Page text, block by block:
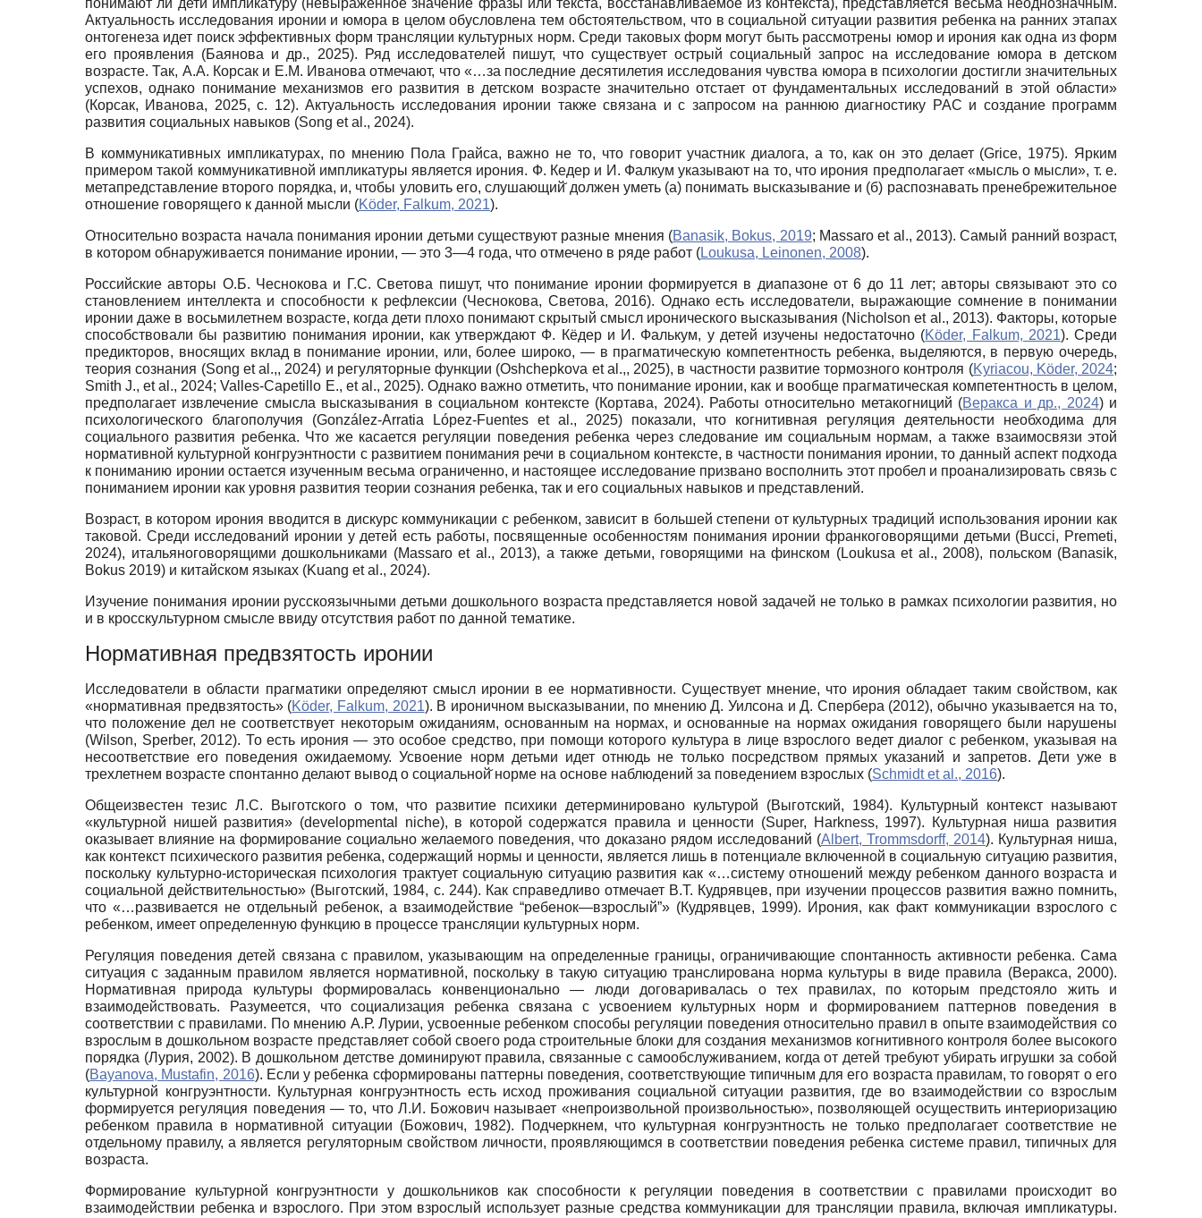
Актуальность исследования иронии и юмора в целом обусловлена тем обстоятельством, что в социальной ситуации развития ребенка на ранних этапах
онтогенеза идет поиск эффективных форм трансляции культурных норм. Среди таковых форм могут быть рассмотрены юмор и ирония как одна из форм
его проявления (Баянова и др., 2025). Ряд исследователей пишут, что существует острый социальный запрос на исследование юмора в детском
возрасте. Так, А.А. Корсак и Е.М. Иванова отмечают, что «…за последние десятилетия исследования чувства юмора в психологии достигли значительных
успехов, однако понимание механизмов его развития в детском возрасте значительно отстает от фундаментальных исследований в этой области»
(Корсак, Иванова, 2025, с. 12). Актуальность исследования иронии также связана и с запросом на раннюю диагностику РАС и создание программ
развития социальных навыков (Song еt al., 2024).
В коммуникативных импликатурах, по мнению Пола Грайса, важно не то, что говорит участник диалога, а то, как он это делает (Grice, 1975). Ярким
примером такой коммуникативной импликатуры является ирония. Ф. Кедер и И. Фалкум указывают на то, что ирония предполагает «мысль о мысли», т. е.
метапредставление второго порядка, и, чтобы уловить его, слушающий̆ должен уметь (а) понимать высказывание и (б) распознавать пренебрежительное
отношение говорящего к данной мысли (Köder, Falkum, 2021).
Относительно возраста начала понимания иронии детьми существуют разные мнения (Banasik, Bokus, 2019; Massaro et al., 2013). Самый ранний возраст,
в котором обнаруживается понимание иронии, — это 3—4 года, что отмечено в ряде работ (Loukusa, Leinonen, 2008).
Российские авторы О.Б. Чеснокова и Г.С. Светова пишут, что понимание иронии формируется в диапазоне от 6 до 11 лет; авторы связывают это со
становлением интеллекта и способности к рефлексии (Чеснокова, Светова, 2016). Однако есть исследователи, выражающие сомнение в понимании
иронии даже в восьмилетнем возрасте, когда дети плохо понимают скрытый смысл иронического высказывания (Nicholson et al., 2013). Факторы, которые
способствовали бы развитию понимания иронии, как утверждают Ф. Кёдер и И. Фалькум, у детей изучены недостаточно (Köder, Falkum, 2021). Среди
предикторов, вносящих вклад в понимание иронии, или, более широко, — в прагматическую компетентность ребенка, выделяются, в первую очередь,
теория сознания (Song еt al.,, 2024) и регуляторные функции (Oshchepkova еt al.,, 2025), в частности развитие тормозного контроля (Kyriacou, Köder, 2024;
Smith J., et al., 2024; Valles-Capetillo E., et al., 2025). Однако важно отметить, что понимание иронии, как и вообще прагматическая компетентность в целом,
предполагает извлечение смысла высказывания в социальном контексте (Кортава, 2024). Работы относительно метакогниций (Веракса и др., 2024) и
психологического благополучия (González-Arratia López-Fuentes et al., 2025) показали, что когнитивная регуляция деятельности необходима для
социального развития ребенка. Что же касается регуляции поведения ребенка через следование им социальным нормам, а также взаимосвязи этой
нормативной культурной конгруэнтности с развитием понимания речи в социальном контексте, в частности понимания иронии, то данный аспект подхода
к пониманию иронии остается изученным весьма ограниченно, и настоящее исследование призвано восполнить этот пробел и проанализировать связь с
пониманием иронии как уровня развития теории сознания ребенка, так и его социальных навыков и представлений.
Возраст, в котором ирония вводится в дискурс коммуникации с ребенком, зависит в большей степени от культурных традиций использования иронии как
таковой. Среди исследований иронии у детей есть работы, посвященные особенностям понимания иронии франкоговорящими детьми (Bucci, Premeti,
2024), итальяноговорящими дошкольниками (Massaro et al., 2013), а также детьми, говорящими на финском (Loukusa et al., 2008), польском (Banasik,
Bokus 2019) и китайском языках (Kuang еt al., 2024).
Изучение понимания иронии русскоязычными детьми дошкольного возраста представляется новой задачей не только в рамках психологии развития, но
и в кросскультурном смысле ввиду отсутствия работ по данной тематике.
Нормативная предвзятость иронии
Исследователи в области прагматики определяют смысл иронии в ее нормативности. Существует мнение, что ирония обладает таким свойством, как
«нормативная предвзятость» (Köder, Falkum, 2021). В ироничном высказывании, по мнению Д. Уилсона и Д. Спербера (2012), обычно указывается на то,
что положение дел не соответствует некоторым ожиданиям, основанным на нормах, и основанные на нормах ожидания говорящего были нарушены
(Wilson, Sperber, 2012). То есть ирония — это особое средство, при помощи которого культура в лице взрослого ведет диалог с ребенком, указывая на
несоответствие его поведения ожидаемому. Усвоение норм детьми идет отнюдь не только посредством прямых указаний и запретов. Дети уже в
трехлетнем возрасте спонтанно делают вывод о социальной̆ норме на основе наблюдений за поведением взрослых (Schmidt et al., 2016).
Общеизвестен тезис Л.С. Выготского о том, что развитие психики детерминировано культурой (Выготский, 1984). Культурный контекст называют
«культурной нишей развития» (developmental niche), в которой содержатся правила и ценности (Super, Harkness, 1997). Культурная ниша развития
оказывает влияние на формирование социально желаемого поведения, что доказано рядом исследований (Albert, Trommsdorff, 2014). Культурная ниша,
как контекст психического развития ребенка, содержащий нормы и ценности, является лишь в потенциале включенной в социальную ситуацию развития,
поскольку культурно-историческая психология трактует социальную ситуацию развития как «…систему отношений между ребенком данного возраста и
социальной действительностью» (Выготский, 1984, с. 244). Как справедливо отмечает В.Т. Кудрявцев, при изучении процессов развития важно помнить,
что «…развивается не отдельный ребенок, а взаимодействие “ребенок—взрослый”» (Кудрявцев, 1999). Ирония, как факт коммуникации взрослого с
ребенком, имеет определенную функцию в процессе трансляции культурных норм.
Регуляция поведения детей связана с правилом, указывающим на определенные границы, ограничивающие спонтанность активности ребенка. Сама
ситуация с заданным правилом является нормативной, поскольку в такую ситуацию транслирована норма культуры в виде правила (Веракса, 2000).
Нормативная природа культуры формировалась конвенционально — люди договаривалась о тех правилах, по которым предстояло жить и
взаимодействовать. Разумеется, что социализация ребенка связана с усвоением культурных норм и формированием паттернов поведения в
соответствии с правилами. По мнению А.Р. Лурии, усвоенные ребенком способы регуляции поведения относительно правил в опыте взаимодействия со
взрослым в дошкольном возрасте представляет собой своего рода строительные блоки для создания механизмов когнитивного контроля более высокого
порядка (Лурия, 2002). В дошкольном детстве доминируют правила, связанные с самообслуживанием, когда от детей требуют убирать игрушки за собой
(Bayanova, Mustafin, 2016). Если у ребенка сформированы паттерны поведения, соответствующие типичным для его возраста правилам, то говорят о его
культурной конгруэнтности. Культурная конгруэнтность есть исход проживания социальной ситуации развития, где во взаимодействии со взрослым
формируется регуляция поведения — то, что Л.И. Божович называет «непроизвольной произвольностью», позволяющей осуществить интериоризацию
ребенком правила в нормативной ситуации (Божович, 1982). Подчеркнем, что культурная конгруэнтность не только предполагает соответствие не
отдельному правилу, а является регуляторным свойством личности, проявляющимся в соответствии поведения ребенка системе правил, типичных для
возраста.
Формирование культурной конгруэнтности у дошкольников как способности к регуляции поведения в соответствии с правилами происходит во
взаимодействии ребенка и взрослого. При этом взрослый использует разные средства коммуникации для трансляции правила, включая импликатуры.